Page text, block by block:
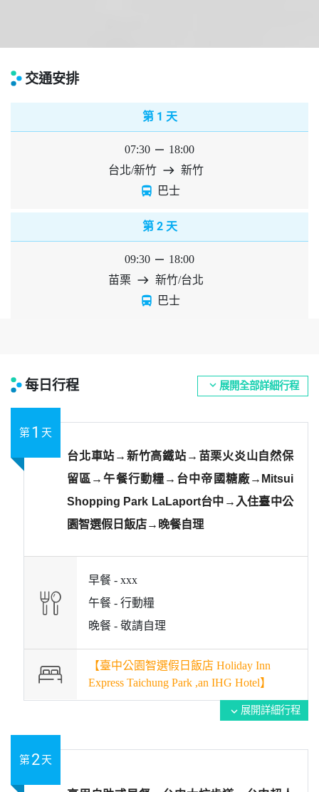
交通安排
第 1 天
07:30 horizontal_rule 18:00
台北/新竹 east 新竹
directions_bus 巴士
第 2 天
09:30 horizontal_rule 18:00
苗栗 east 新竹/台北
directions_bus 巴士
每日行程 expand_more 展開全部詳細行程
第 1 天
台北車站→新竹高鐵站→苗栗火炎山自然保
留區→午餐行動糧→台中帝國糖廠→Mitsui
Shopping Park LaLaport台中→入住臺中公
園智選假日飯店→晚餐自理
早餐 - xxx
午餐 - 行動糧
晚餐 - 敬請自理
【臺中公園智選假日飯店 Holiday Inn
Express Taichung Park ,an IHG Hotel】
expand_more 展開詳細行程
第 2天